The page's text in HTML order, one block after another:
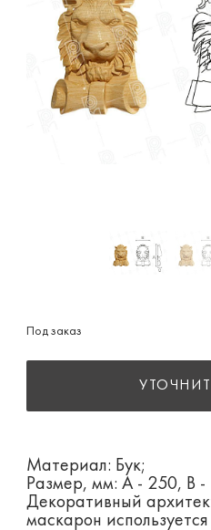
Под заказ
Материал: Бук;
Размер, мм: А - 250, B
Декоративный
маскарон